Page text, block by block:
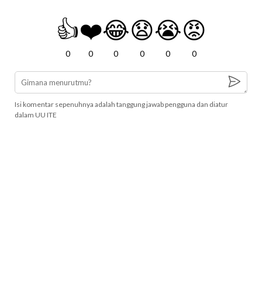
👍
0
❤️
0
😂
0
😧
0
😭
0
😡
0
Isi komentar sepenuhnya adalah tanggung jawab pengguna dan diatur
dalam UU ITE